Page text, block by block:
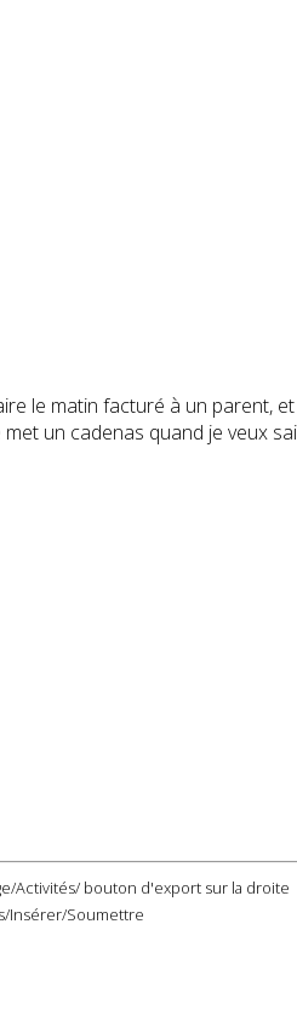
le matin facturé à un parent,
un cadenas quand je veux
Activités/ bouton d'export sur la droite
Insérer/Soumettre